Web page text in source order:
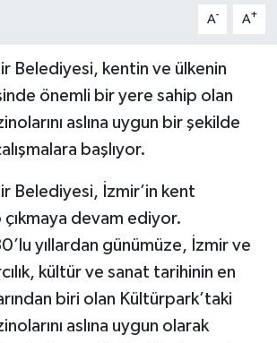
A- A+
Belediyesi, kentin ve ülkenin
önemli bir yere sahip olan
aslına uygun bir şekilde
başlıyor.
Belediyesi, İzmir’in kent
devam ediyor.
yıllardan günümüze, İzmir ve
kültür ve sanat tarihinin en
biri olan Kültürpark’taki
aslına uygun olarak